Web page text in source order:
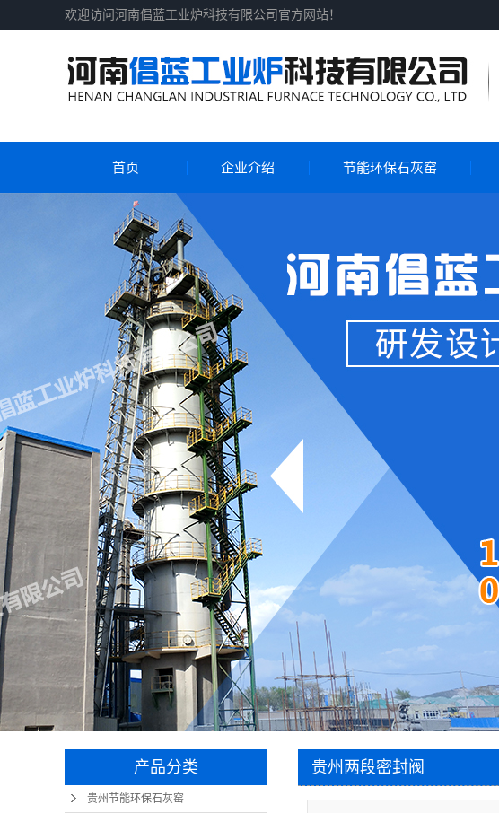
欢迎访问河南倡蓝工业炉科技有限公司官方网站！
首页 企业介绍 节能环保石灰窑
产品分类
贵州节能环保石灰窑
贵州两段密封阀